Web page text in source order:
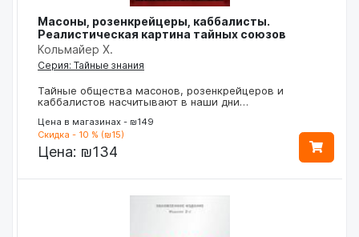
Масоны, розенкрейцеры, каббалисты.
Реалистическая картина тайных союзов
Кольмайер Х.
Серия: Тайные знания
Тайные общества масонов, розенкрейцеров и
каббалистов насчитывают в наши дни…
Цена в магазинах - ₪149
Скидка - 10 % (₪15)
Цена: ₪134